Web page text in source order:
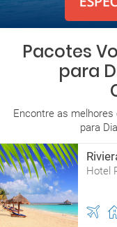
Pacotes
para
Encontre as
para
Hotel